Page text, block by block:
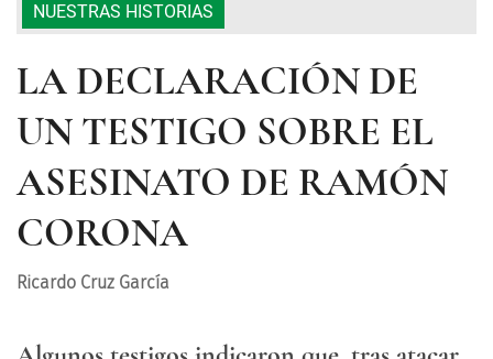
NUESTRAS HISTORIAS
LA DECLARACIÓN DE
UN TESTIGO SOBRE EL
ASESINATO DE RAMÓN
CORONA
Ricardo Cruz García